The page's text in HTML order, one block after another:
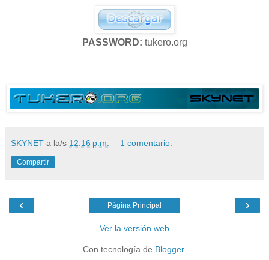
PASSWORD: tukero.org
SKYNET a la/s 12:16 p.m. 1 comentario:
Compartir
‹ ›
Página Principal
Ver la versión web
Con tecnología de Blogger.